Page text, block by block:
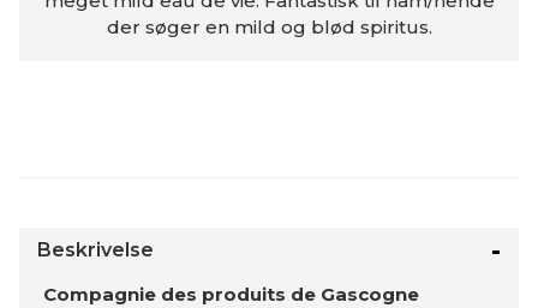
der søger en mild og blød spiritus.
Beskrivelse
Compagnie des produits de Gascogne